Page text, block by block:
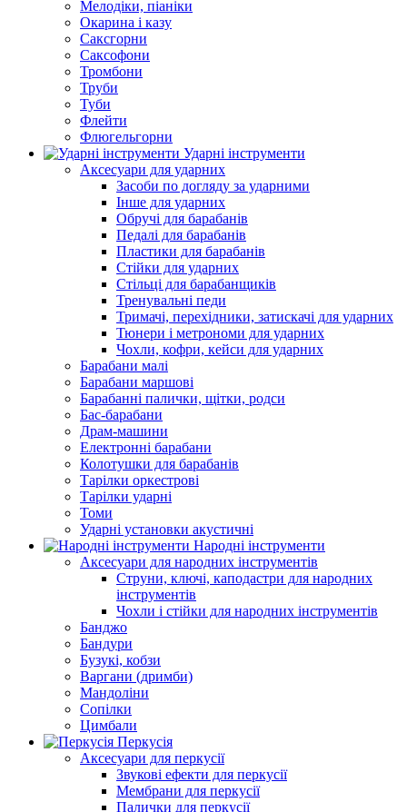
Мелодіки, піаніки
Окарина і казу
Саксгорни
Саксофони
Тромбони
Труби
Туби
Флейти
Флюгельгорни
Ударні інструменти
Аксесуари для ударних
Засоби по догляду за ударними
Інше для ударних
Обручі для барабанів
Педалі для барабанів
Пластики для барабанів
Стійки для ударних
Стільці для барабанщиків
Тренувальні педи
Тримачі, перехідники, затискачі для ударних
Тюнери і метрономи для ударних
Чохли, кофри, кейси для ударних
Барабани малі
Барабани маршові
Барабанні палички, щітки, родси
Бас-барабани
Драм-машини
Електронні барабани
Колотушки для барабанів
Тарілки оркестрові
Тарілки ударні
Томи
Ударні установки акустичні
Народні інструменти
Аксесуари для народних інструментів
Струни, ключі, каподастри для народних
інструментів
Чохли і стійки для народних інструментів
Банджо
Бандури
Бузукі, кобзи
Варгани (дримби)
Мандоліни
Сопілки
Цимбали
Перкусія
Аксесуари для перкусії
Звукові ефекти для перкусії
Мембрани для перкусії
Палички для перкусії